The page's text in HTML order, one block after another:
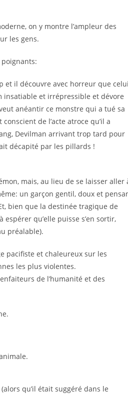
on y montre l’ampleur des
les gens.
et il découvre avec horreur que
insatiable et irrépressible et dévore
anéantir ce monstre qui a tué sa
de l’acte atroce qu’il a
Devilman arrivant trop tard pour
décapité par les pillards !
mais, au lieu de se laisser aller
un garçon gentil, doux et
bien que la destinée tragique de
qu’elle puisse s’en sortir,
préalable).
pacifiste et chaleureux sur les
les plus violentes.
de l’humanité et des
qu’il était suggéré dans le